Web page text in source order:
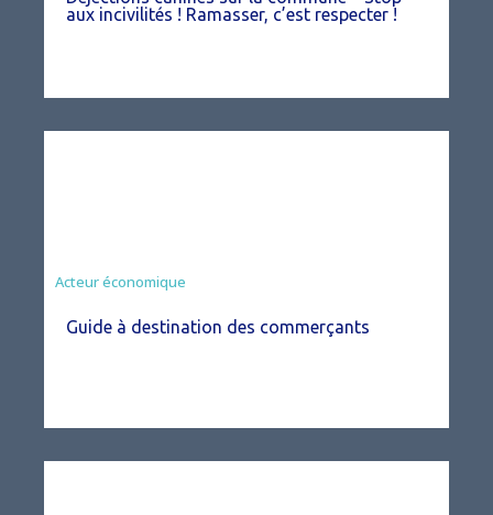
aux incivilités ! Ramasser, c’est respecter !
Acteur économique
Guide à destination des commerçants